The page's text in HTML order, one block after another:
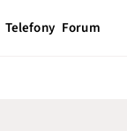
Telefony Forum